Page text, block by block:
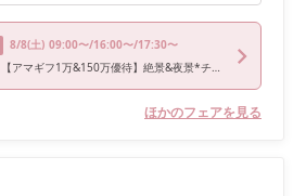
8/8(土) 09:00〜/16:00〜/17:30〜
当館人気No1【アマギフ1万&150万優待】絶景&夜景*チャペル体験×牛フィレ試食
ほかのフェアを見る